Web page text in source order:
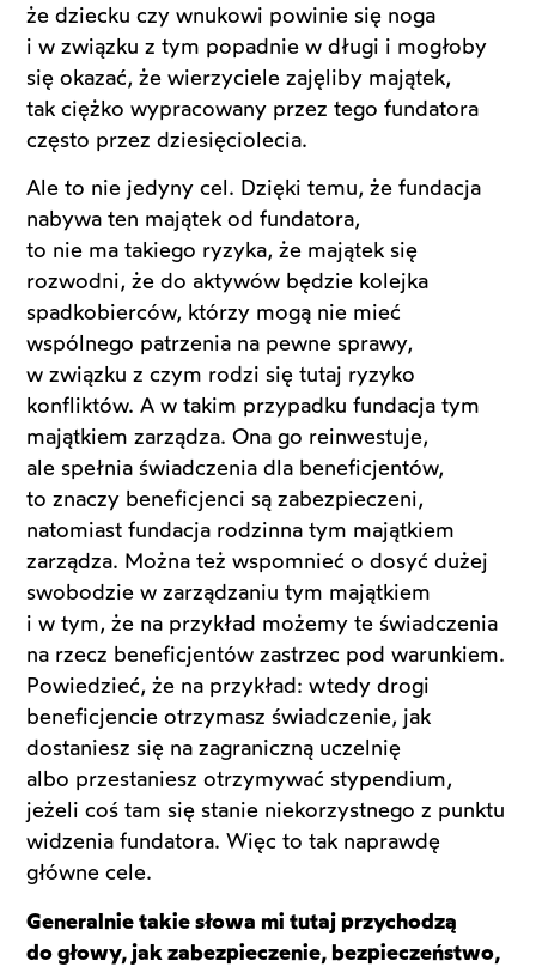
że dziecku czy wnukowi powinie się noga
i w związku z tym popadnie w długi i mogłoby
się okazać, że wierzyciele zajęliby majątek,
tak ciężko wypracowany przez tego fundatora
często przez dziesięciolecia.
Ale to nie jedyny cel. Dzięki temu, że fundacja
nabywa ten majątek od fundatora,
to nie ma takiego ryzyka, że majątek się
rozwodni, że do aktywów będzie kolejka
spadkobierców, którzy mogą nie mieć
wspólnego patrzenia na pewne sprawy,
w związku z czym rodzi się tutaj ryzyko
konfliktów. A w takim przypadku fundacja tym
majątkiem zarządza. Ona go reinwestuje,
ale spełnia świadczenia dla beneficjentów,
to znaczy beneficjenci są zabezpieczeni,
natomiast fundacja rodzinna tym majątkiem
zarządza. Można też wspomnieć o dosyć dużej
swobodzie w zarządzaniu tym majątkiem
i w tym, że na przykład możemy te świadczenia
na rzecz beneficjentów zastrzec pod warunkiem.
Powiedzieć, że na przykład: wtedy drogi
beneficjencie otrzymasz świadczenie, jak
dostaniesz się na zagraniczną uczelnię
albo przestaniesz otrzymywać stypendium,
jeżeli coś tam się stanie niekorzystnego z punktu
widzenia fundatora. Więc to tak naprawdę
główne cele.
Generalnie takie słowa mi tutaj przychodzą
do głowy, jak zabezpieczenie, bezpieczeństwo,